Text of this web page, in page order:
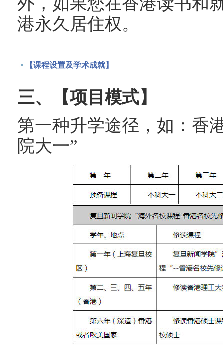
港永久居住权。
【课程设置及学术成就】
三、【项目模式】
第一种升学途径，如：香
院大一”